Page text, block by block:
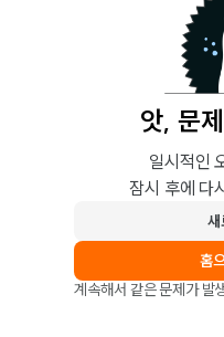
앗, 문
일시적인
잠시 후에 다
홈
계속해서 같은 문제가 발